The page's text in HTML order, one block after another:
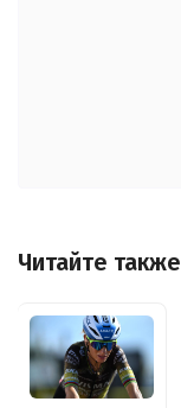
Читайте